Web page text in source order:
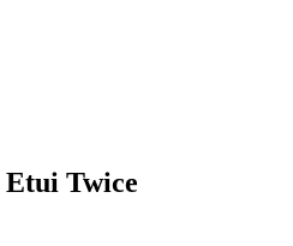
Etui Twice